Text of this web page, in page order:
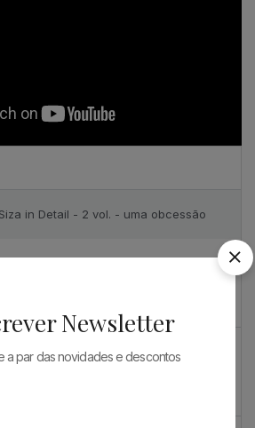
in Detail - 2 vol. - uma obcessão
ESPECIAL PARA ARQUITECTOS 2023
Newsletter
a par das novidades e descontos